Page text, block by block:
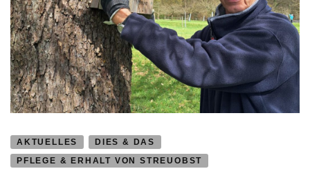
AKTUELLES
DIES & DAS
PFLEGE & ERHALT VON STREUOBST